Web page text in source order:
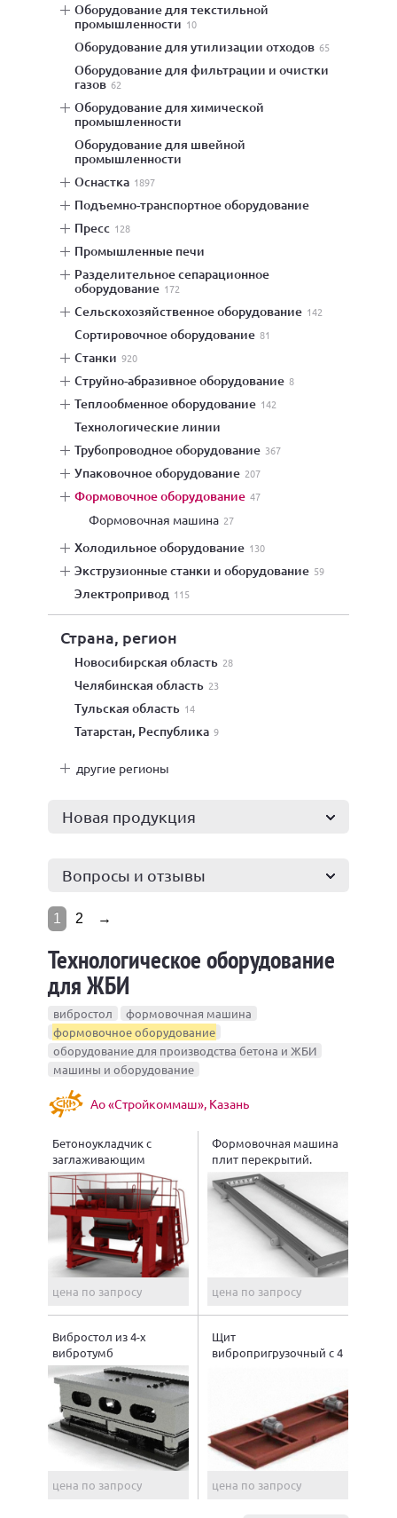
оборудование для текстильной
промышленности 10
оборудование для утилизации отходов 65
оборудование для фильтрации и очистки
газов 62
оборудование для химической
промышленности
оборудование для швейной
промышленности
оснастка 1897
подъемно-транспортное оборудование
пресс 128
промышленные печи
разделительное сепарационное
оборудование 172
сельскохозяйственное оборудование 142
сортировочное оборудование 81
станки 920
струйно-абразивное оборудование 8
теплообменное оборудование 142
технологические линии
трубопроводное оборудование 367
упаковочное оборудование 207
формовочное оборудование 47
формовочная машина 27
холодильное оборудование 130
экструзионные станки и оборудование 59
электропривод 115
Страна, регион
Новосибирская область 28
Челябинская область 23
Тульская область 14
Татарстан, Республика 9
другие регионы
Новая продукция
Вопросы и отзывы
1 2 →
Технологическое оборудование
для ЖБИ
вибростол
формовочная машина
формовочное оборудование
оборудование для производства бетона и ЖБИ
машины и оборудование
Ао «Стройкоммаш», Казань
Бетоноукладчик с
заглаживающим
устройством
цена по запросу
Формовочная машина
плит перекрытий.
цена по запросу
Вибростол из 4-х
вибротумб
цена по запросу
Щит
вибропригрузочный с 4
цена по запросу